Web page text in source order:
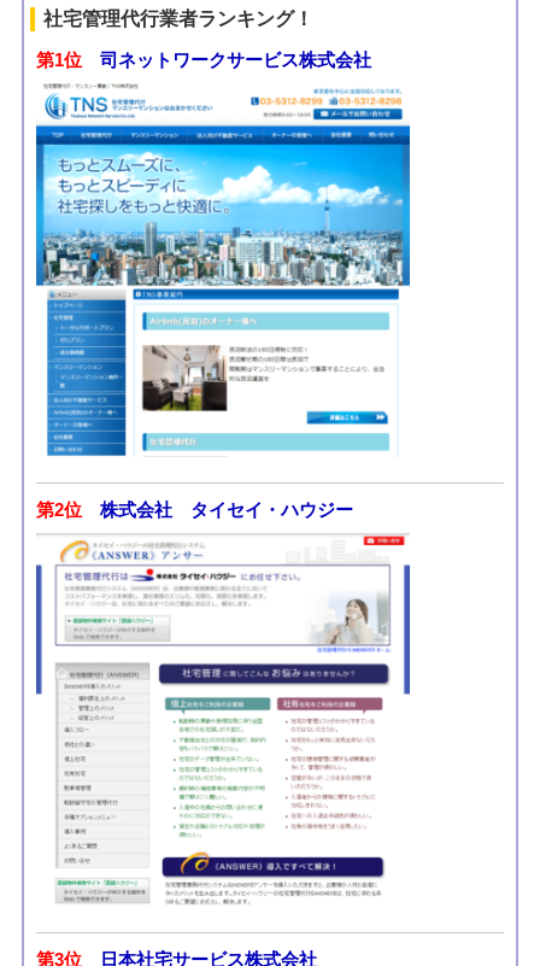
社宅管理代行業者ランキング！
第1位 司ネットワークサービス株式会社
第2位 株式会社 タイセイ・ハウジー
第3位 日本社宅サービス株式会社